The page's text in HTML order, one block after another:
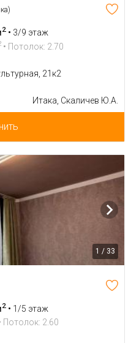
2 • 3/9 этаж
• Потолок: 2.70
21к2
Итака, Скаличев Ю.А.
1 / 33
2 • 1/5 этаж
Потолок: 2.60